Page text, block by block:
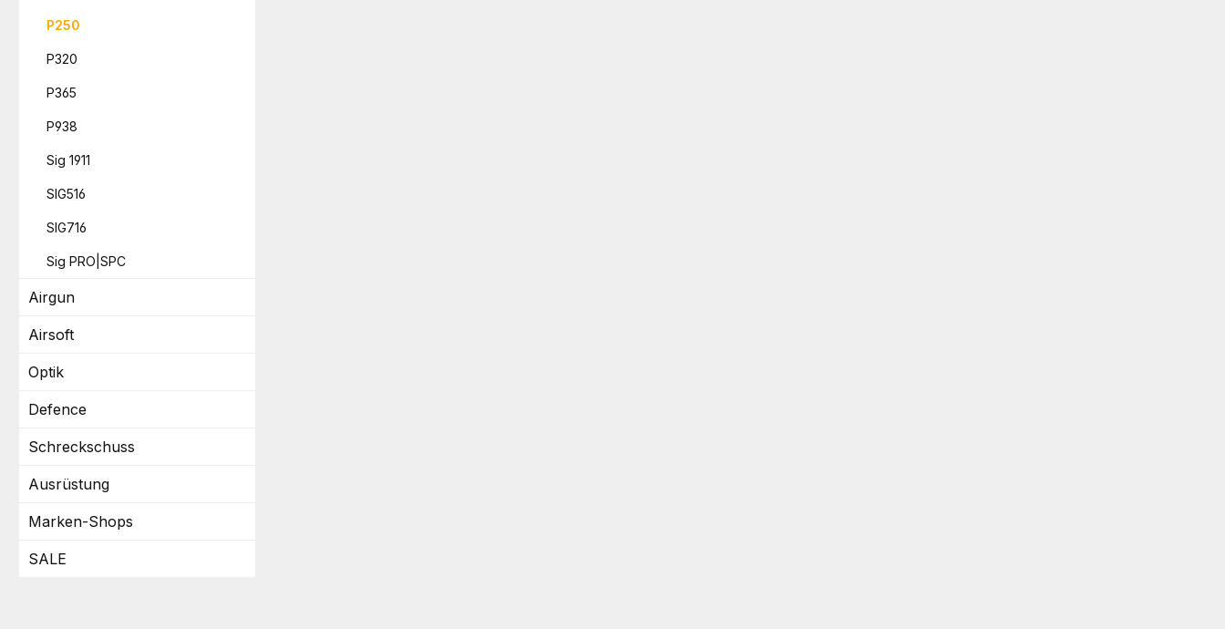
P250
P320
P365
P938
Sig 1911
SIG516
SIG716
Sig PRO|SPC
Airgun
Airsoft
Optik
Defence
Schreckschuss
Ausrüstung
Marken-Shops
SALE